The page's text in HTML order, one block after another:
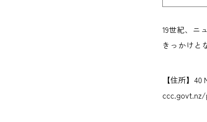
19世紀、ニ
きっかけと
【住所】